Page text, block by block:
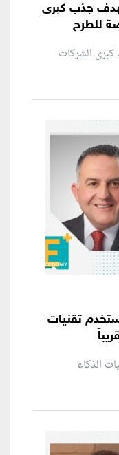
جذب كبرى
للطرح
الشركات
تقنيات
الذكاء